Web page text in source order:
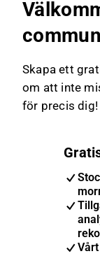
Skapa ett
om att inte
för precis dig!